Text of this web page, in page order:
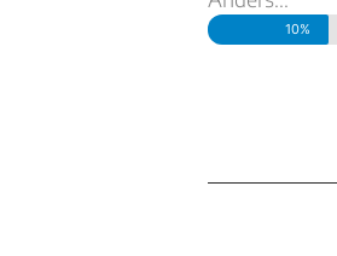
10%